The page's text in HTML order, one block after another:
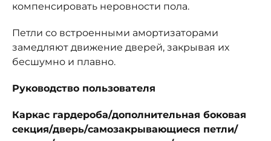
компенсировать неровности пола.
Петли со встроенными амортизаторами
замедляют движение дверей, закрывая их
бесшумно и плавно.
Руководство пользователя
Каркас гардероба/дополнительная боковая
секция/дверь/самозакрывающиеся петли/